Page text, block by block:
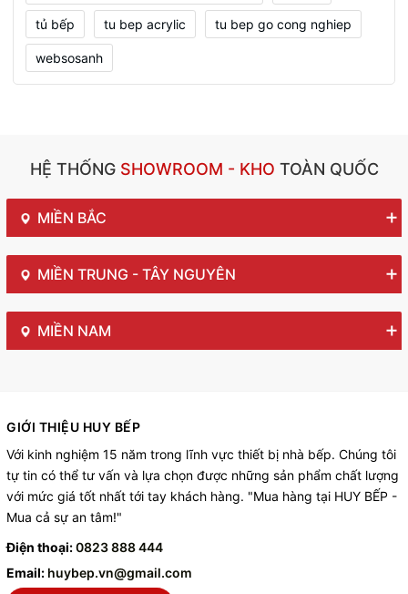
tủ bếp tu bep acrylic tu bep go cong nghiep
websosanh
HỆ THỐNGSHOWROOM - KHO TOÀN QUỐC
MIỀN BẮC
MIỀN TRUNG - TÂY NGUYÊN
MIỀN NAM
GIỚI THIỆU HUY BẾP
Với kinh nghiệm 15 năm trong lĩnh vực thiết bị nhà bếp. Chúng tôi
tự tin có thể tư vấn và lựa chọn được những sản phẩm chất lượng
với mức giá tốt nhất tới tay khách hàng. "Mua hàng tại HUY BẾP -
Mua cả sự an tâm!"
Điện thoại:0823 888 444
Email: huybep.vn@gmail.com